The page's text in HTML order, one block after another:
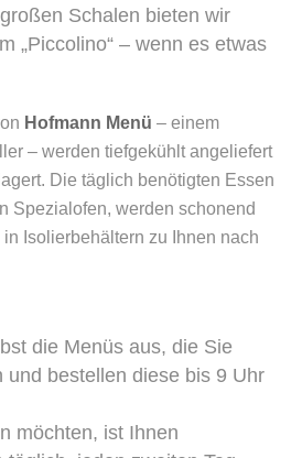
Schalen bieten wir
„Piccolino“ – wenn es etwas
Hofmann Menü – einem
– werden tiefgekühlt angeliefert
Die täglich benötigten Essen
Spezialofen, werden schonend
Isolierbehältern zu Ihnen nach
die Menüs aus, die Sie
und bestellen diese bis 9 Uhr
möchten, ist Ihnen